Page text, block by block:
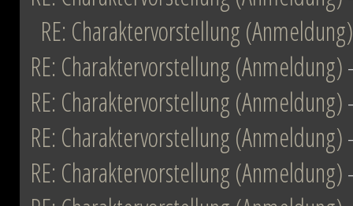
RE: Charaktervorstellung (Anmeldung)
RE: Charaktervorstellung (Anmeldung)
RE: Charaktervorstellung (Anmeldung)
RE: Charaktervorstellung (Anmeldung)
RE: Charaktervorstellung (Anmeldung)